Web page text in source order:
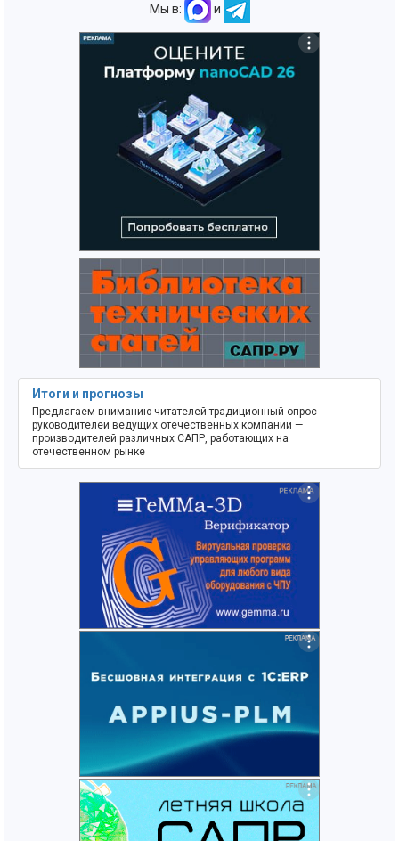
Мы в: и
Итоги и прогнозы
Предлагаем вниманию читателей традиционный опрос
руководителей ведущих отечественных компаний —
производителей различных САПР, работающих на
отечественном рынке